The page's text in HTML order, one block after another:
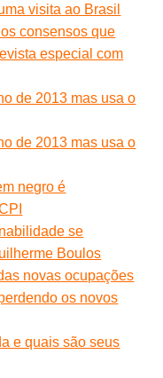
visita ao Brasil
consensos que
especial com
de 2013 mas usa o
de 2013 mas usa o
negro é
se
Boulos
novas ocupações
os novos
e quais são seus